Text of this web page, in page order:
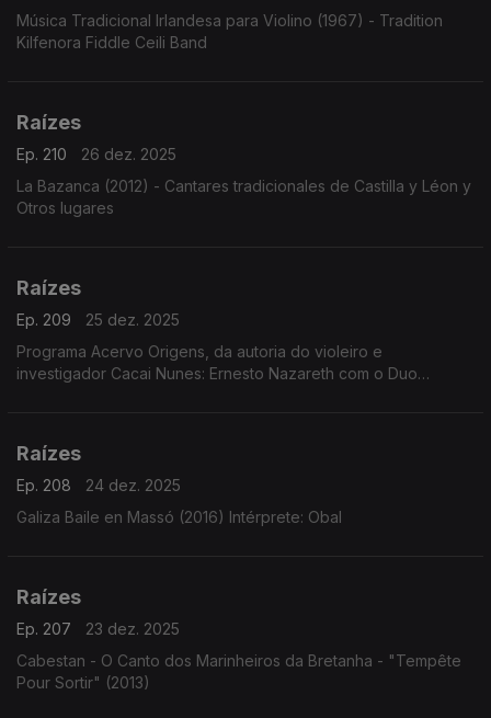
Música Tradicional Irlandesa para Violino (1967) - Tradition
Kilfenora Fiddle Ceili Band
Raízes
Ep. 210
26 dez. 2025
La Bazanca (2012) - Cantares tradicionales de Castilla y Léon y
Otros lugares
Raízes
Ep. 209
25 dez. 2025
Programa Acervo Origens, da autoria do violeiro e
investigador Cacai Nunes: Ernesto Nazareth com o Duo
Raízes
Ep. 208
24 dez. 2025
Galiza Baile en Massó (2016) Intérprete: Obal
Raízes
Ep. 207
23 dez. 2025
Cabestan - O Canto dos Marinheiros da Bretanha - "Tempête
Pour Sortir" (2013)